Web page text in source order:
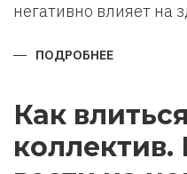
негативно влияет на
ПОДРОБНЕЕ
Как
коллектив.